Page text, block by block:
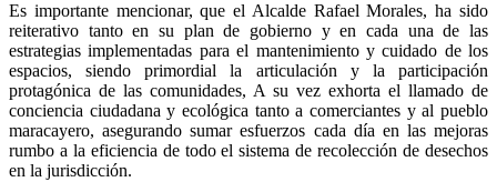
Es importante mencionar, que el Alcalde Rafael Morales, ha sido
reiterativo tanto en su plan de gobierno y en cada una de las
estrategias implementadas para el mantenimiento y cuidado de los
espacios, siendo primordial la articulación y la participación
protagónica de las comunidades, A su vez exhorta el llamado de
conciencia ciudadana y ecológica tanto a comerciantes y al pueblo
maracayero, asegurando sumar esfuerzos cada día en las mejoras
rumbo a la eficiencia de todo el sistema de recolección de desechos
en la jurisdicción.